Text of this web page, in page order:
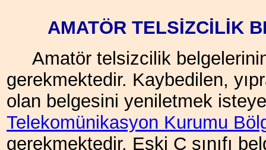
AMATÖR TELSİZCİLİK
Amatör telsizcilik
gerekmektedir. Kaybedilen,
olan belgesini yeniletmek
Telekomünikasyon Kurumu
gerekmektedir. Eski C sınıfı